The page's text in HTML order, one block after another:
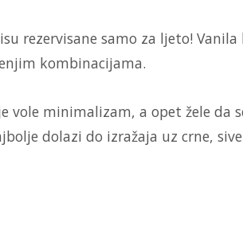
rezervisane samo za ljeto!
kombinacijama.
vole minimalizam, a opet žele da
dolazi do izražaja uz crne,